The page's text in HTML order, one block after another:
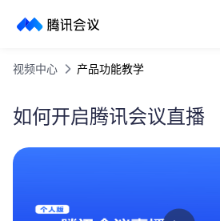
历史搜索
视频中心 产品功能教学
如何开启腾讯会议直播